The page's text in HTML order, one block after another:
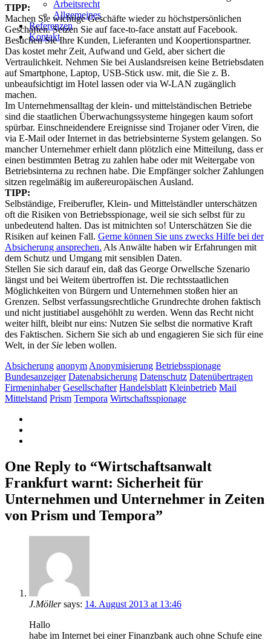
Arbeitsrecht
Allgemeines
Referenzen
Kontakt
TIPP:
Machen Sie wichtige Geschäfte wieder zu höchstpersönlichen
Geschäften. Setzen Sie auf face-to-face anstatt auf Facebook.
Besuchen Sie Ihre Kunden, Lieferanten und Koopertionspartner.
Das kostet mehr Zeit, Aufwand und Geld, aber sichert die
Vertraulichkeit. Nehmen Sie bei Auslandsreisen keine Betriebsdaten
auf Smartphone, Laptop, USB-Stick usw. mit, die Sie z. B.
unbeaufsichtigt im Hotel lassen oder via W-LAN zugänglich
machen.
Im Unternehmensalltag der klein- und mittelständischen Betriebe
sind die staatlichen Überwachungssysteme hingegen kaum sofort
spürbar. Einschneidendere Ereignisse sind Trojaner oder Viren, die
via E-Mail oder Internet in das betriebsinterne System gelangen. So
mancher Unternehmer erhielt dann plötzlich eine Mitteilung, dass er
einen bestimmten Betrag zu zahlen habe oder mit Weitergabe von
Betriebsinterna zu rechnen habe. Die Empfänger solcher Zahlungen
sitzen regelmäßig im außereuropäischen Ausland.
TIPP:
Selbständige, Freiberufler, Klein- und Mittelständler unterschätzen
oft die Risiken von Betriebsspionage, weil sie sich selbst für zu
unbedeutend halten. Das ist mitnichten so! Unterschätzen Sie die
Risiken auf keinen Fall. Gerne können Sie uns zwecks Hilfe bei der
Absicherung ansprechen. Als Anwälte haben wir Erfahrungen mit
dem Schutz und Umgang mit sensiblen Daten.
Stellen Sie sich darauf ein, daß das George Orwellsche Szenario
längst und bei Weitem übertroffen ist. Die rechtsstaatlichen
Möglichkeiten von Bürgern und Unternehmen stoßen hier an
Grenzen. Selbst verfassungsrechtliche Grundrechte drohen faktisch
und nicht justitiabel ausgehöhlt zu werden. Wenn das Recht nicht
weiter hilft, bleibt nur eins: Nutzen Sie selbst die normative Kraft
des Faktischen. Sichern Sie sich ab und engagieren Sie sich für eine
Welt, in derSie leben wollen.
Absicherung anonymAnonymisierung Betriebsspionage
Bundesanzeiger Datenabsicherung Datenschutz Datenübertragen
Firmeninhaber Gesellschafter Handelsblatt Kleinbetrieb Mail
Mittelstand Prism Tempora Wirtschaftsspionage
One Reply to “Wirtschaftsanwalt
Frankfurt warnt: Sicherheit für
Unternehmen und Unternehmer in Zeiten
von Prism und Tempora”
J.Möller says: 14. August 2013 at 13:46
Hallo
habe im Internet bei einer Finanzbank auch ohne Schufe eine